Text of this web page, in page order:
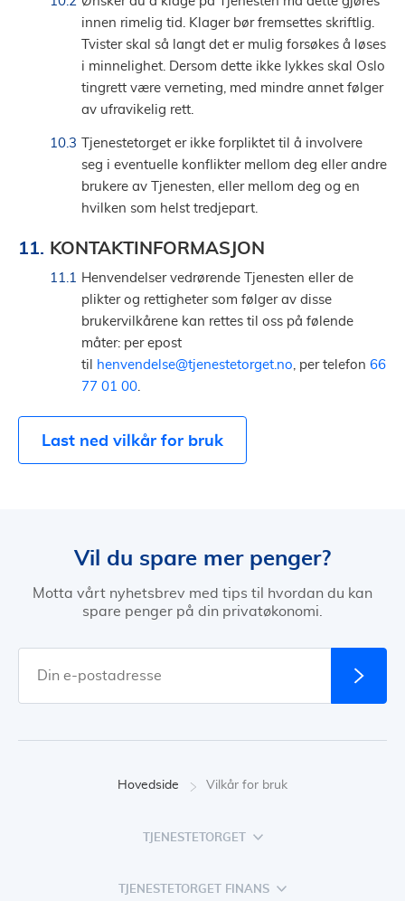
innen rimelig tid. Klager bør fremsettes skriftlig.
Tvister skal så langt det er mulig forsøkes å løses
i minnelighet. Dersom dette ikke lykkes skal Oslo
tingrett være verneting, med mindre annet følger
av ufravikelig rett.
Tjenestetorget er ikke forpliktet til å involvere
seg i eventuelle konflikter mellom deg eller andre
brukere av Tjenesten, eller mellom deg og en
hvilken som helst tredjepart.
KONTAKTINFORMASJON
Henvendelser vedrørende Tjenesten eller de
plikter og rettigheter som følger av disse
brukervilkårene kan rettes til oss på følende
måter: per epost
til
henvendelse@tjenestetorget.no, per telefon 66
77 01 00.
Last ned vilkår for bruk
Vil du spare mer penger?
Motta vårt nyhetsbrev med tips til hvordan du kan
spare penger på din privatøkonomi.
Hovedside Vilkår for bruk
TJENESTETORGET
TJENESTETORGET FINANS